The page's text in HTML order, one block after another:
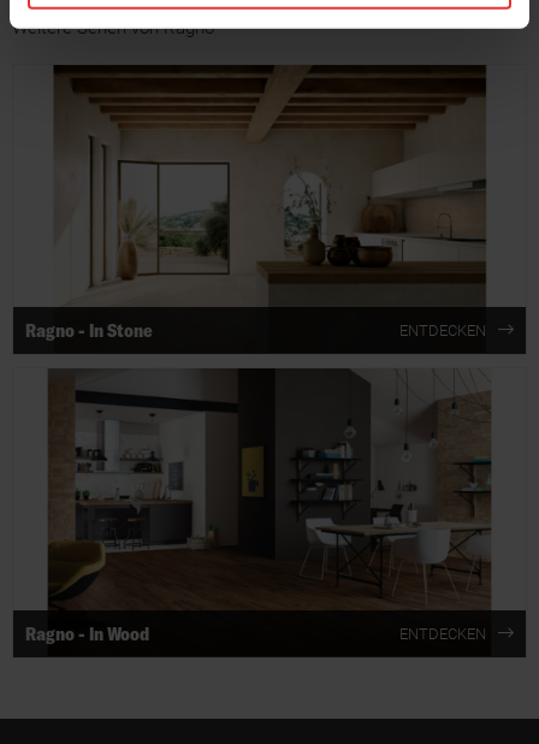
Weitere Serien von Ragno
Ragno - In Stone ENTDECKEN
Ragno - In Wood ENTDECKEN